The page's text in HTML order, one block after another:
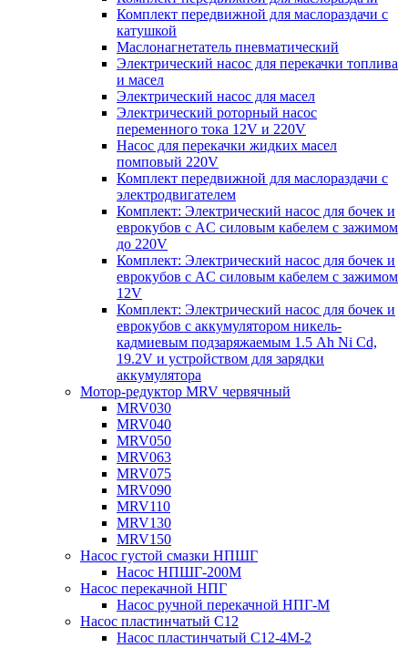
Комплект передвижной для маслораздачи с
катушкой
Маслонагнетатель пневматический
Электрический насос для перекачки топлива
и масел
Электрический насос для масел
Электрический роторный насос
переменного тока 12V и 220V
Насос для перекачки жидких масел
помповый 220V
Комплект передвижной для маслораздачи с
электродвигателем
Комплект: Электрический насос для бочек и
еврокубов с AC силовым кабелем с зажимом
до 220V
Комплект: Электрический насос для бочек и
еврокубов с AC силовым кабелем с зажимом
12V
Комплект: Электрический насос для бочек и
еврокубов с аккумулятором никель-
кадмиевым подзаряжаемым 1.5 Ah Ni Cd,
19.2V и устройством для зарядки
аккумулятора
Мотор-редуктор MRV червячный
MRV030
MRV040
MRV050
MRV063
MRV075
MRV090
MRV110
MRV130
MRV150
Насос густой смазки НПШГ
Насос НПШГ-200М
Насос перекачной НПГ
Насос ручной перекачной НПГ-М
Насос пластинчатый С12
Насос пластинчатый С12-4М-2